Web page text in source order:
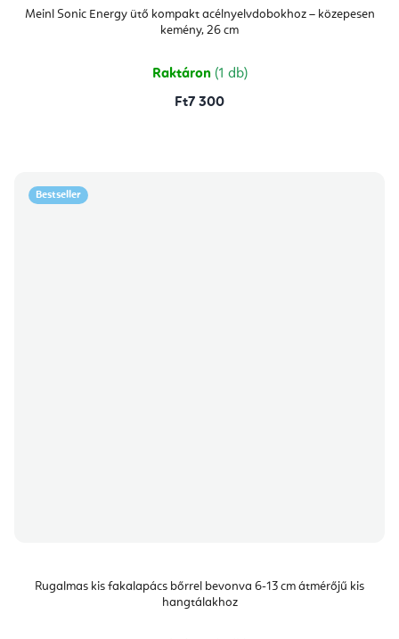
Meinl Sonic Energy ütő kompakt acélnyelvdobokhoz – közepesen
kemény, 26 cm
Raktáron (1 db)
Ft7 300
Bestseller
Rugalmas kis fakalapács bőrrel bevonva 6-13 cm átmérőjű kis
hangtálakhoz